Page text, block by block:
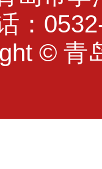
：
© 青